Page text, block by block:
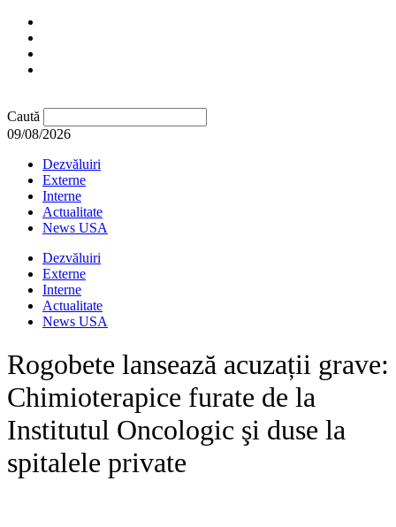
Caută
09/08/2026
Dezvăluiri
Externe
Interne
Actualitate
News USA
Dezvăluiri
Externe
Interne
Actualitate
News USA
Rogobete lansează acuzații grave:
Chimioterapice furate de la
Institutul Oncologic şi duse la
spitalele private